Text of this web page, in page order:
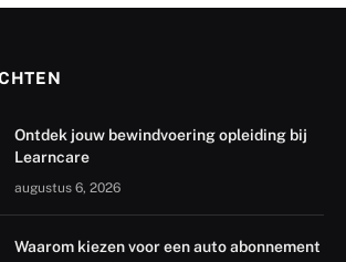
Ontdek jouw bewindvoering opleiding bij
Learncare
augustus 6, 2026
Waarom kiezen voor een auto abonnement